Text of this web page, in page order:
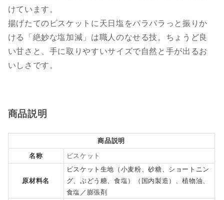
けています。
揚げたてのビスケットに天日塩をパラパラっと振りか
ける「絶妙な塩加減」は職人のなせる技。ちょうど良
い甘さと、手に取りやすいサイズで自然と手が出るお
いしさです。
商品説明
商品説明
名称
ビスケット
原材料名
ビスケット生地（小麦粉、砂糖、ショートニン
グ、ぶどう糖、食塩）（国内製造）、植物油、
食塩／膨張剤